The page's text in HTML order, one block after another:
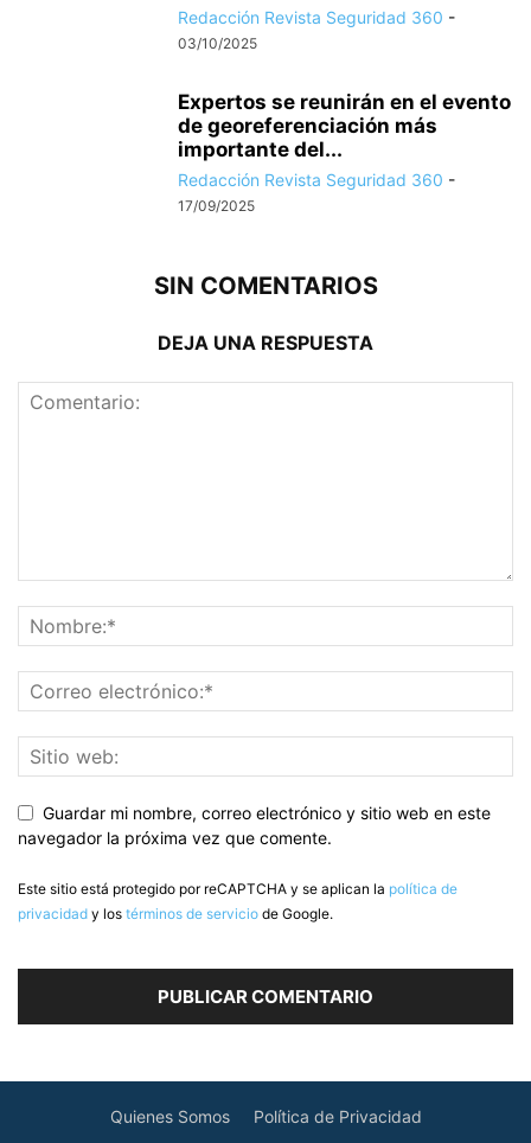
Redacción Revista Seguridad 360 -
03/10/2025
Expertos se reunirán en el evento
de georeferenciación más
importante del...
Redacción Revista Seguridad 360 -
17/09/2025
SIN COMENTARIOS
DEJA UNA RESPUESTA
Guardar mi nombre, correo electrónico y sitio web en este
navegador la próxima vez que comente.
Este sitio está protegido por reCAPTCHA y se aplican la política de
privacidad y los términos de servicio de Google.
Quienes Somos Política de Privacidad